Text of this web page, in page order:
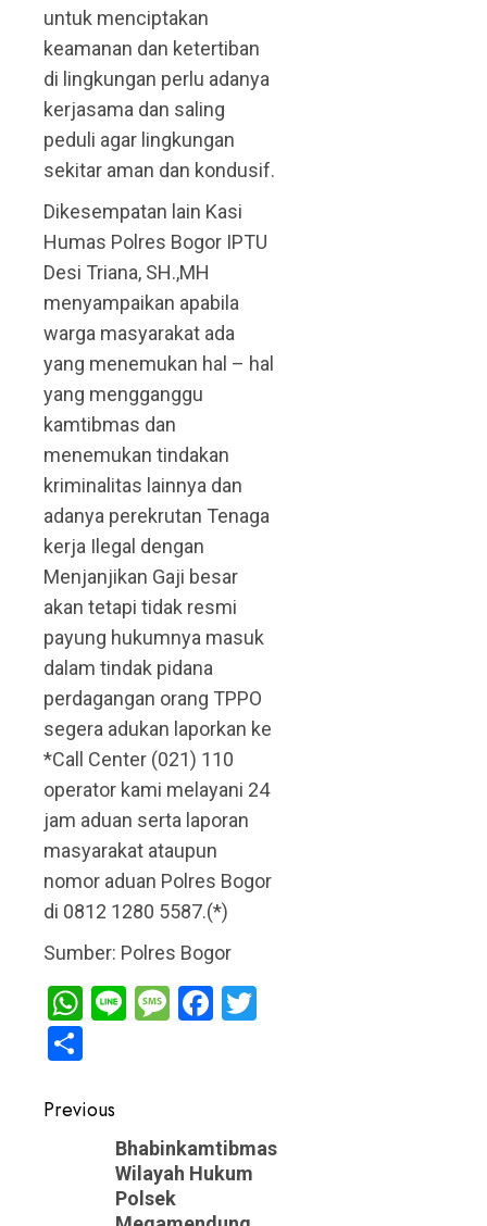
untuk menciptakan
keamanan dan ketertiban
di lingkungan perlu adanya
kerjasama dan saling
peduli agar lingkungan
sekitar aman dan kondusif.
Dikesempatan lain Kasi
Humas Polres Bogor IPTU
Desi Triana, SH.,MH
menyampaikan apabila
warga masyarakat ada
yang menemukan hal – hal
yang mengganggu
kamtibmas dan
menemukan tindakan
kriminalitas lainnya dan
adanya perekrutan Tenaga
kerja Ilegal dengan
Menjanjikan Gaji besar
akan tetapi tidak resmi
payung hukumnya masuk
dalam tindak pidana
perdagangan orang TPPO
segera adukan laporkan ke
*Call Center (021) 110
operator kami melayani 24
jam aduan serta laporan
masyarakat ataupun
nomor aduan Polres Bogor
di 0812 1280 5587.(*)
Sumber: Polres Bogor
WhatsApp
LineMessage
Facebook
Post
navigation
Previous
PreviousBhabinkamtibmas
Wilayah Hukum
Polsek